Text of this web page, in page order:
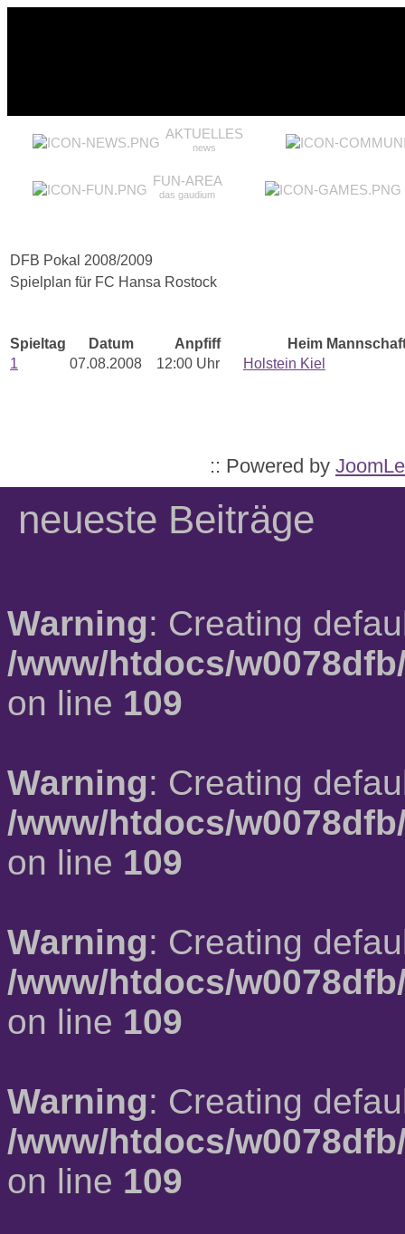
AKTUELLES
news
FUN-AREA
das gaudium
DFB Pokal 2008/2009
Spielplan für FC Hansa Rostock
Spieltag Datum Anpfiff
Heim
1
07.08.2008 12:00 Uhr Holstein Kiel
:: Powered by
neueste Beiträge
Warning: Creating
/www/htdocs/
on line 109
Warning: Creating
/www/htdocs/
on line 109
Warning: Creating
/www/htdocs/
on line 109
Warning: Creating
/www/htdocs/
on line 109